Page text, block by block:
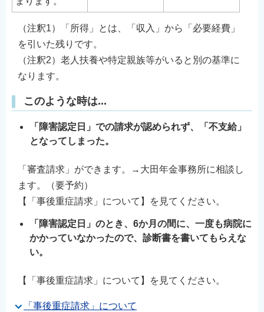
（注釈1）「所得」とは、「収入」から「必要経費」
を引いた残りです。
（注釈2）老人扶養や特定親族等がいると別の基準に
なります。
このような時は...
「障害認定日」での請求が認められず、「不支給」
となってしまった。
「審査請求」ができます。→大田年金事務所に相談し
ます。（要予約）
【「事後重症請求」について】を見てください。
「障害認定日」のとき、6か月の間に、一度も病院に
かかっていなかったので、診断書を書いてもらえな
い。
【「事後重症請求」について】を見てください。
「事後重症請求」について